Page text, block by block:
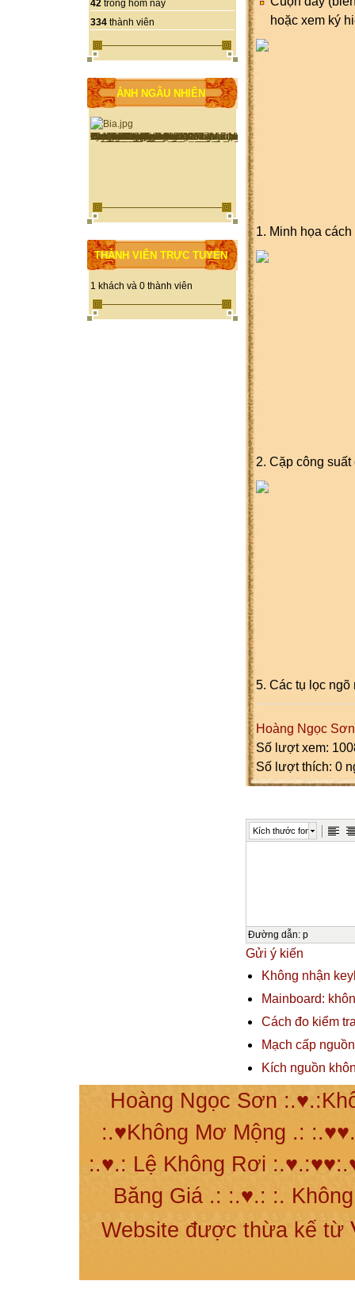
42 trong hôm nay
334 thành viên
ẢNH NGẪU NHIÊN
THÀNH VIÊN TRỰC TUYẾN
1 khách và 0 thành viên
hoặc xem ký
1. Minh họa
2. Cặp công suất
5. Các tụ lọc ngõ
Hoàng Ngọc Sơn
Số lượt xem:
Số lượt thích: 0
Kích thước font
Đường dẫn: p
Gửi ý kiến
Không nhận
Mainboard:
Cách đo kiểm
Mạch cấp
Kích nguồn
Hoàng Ngọc Sơn
:.♥Không Mơ Mộng .:
:.♥.: Lệ Không Rơi
Băng Giá .: :.♥.: :.
Website được thừa kế từ